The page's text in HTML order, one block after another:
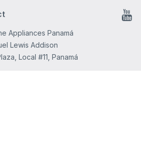
Appliances Panamá
Lewis Addison
Local #11, Panamá